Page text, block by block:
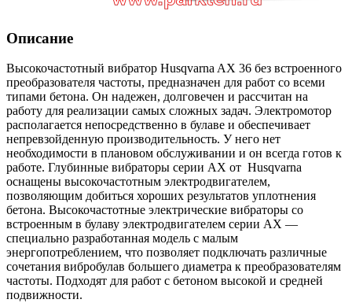
Описание
Высокочастотный вибратор Husqvarna AX 36 без встроенного
преобразователя частоты, предназначен для работ со всеми
типами бетона. Он надежен, долговечен и расcчитан на
работу для реализации самых сложных задач. Электромотор
располагается непосредственно в булаве и обеспечивает
непревзойденную производительность. У него нет
необходимости в плановом обслуживании и он всегда готов к
работе. Глубинные вибраторы серии AX от Husqvarna
оснащены высокочастотным электродвигателем,
позволяющим добиться хороших результатов уплотнения
бетона. Высокочастотные электрические вибраторы со
встроенным в булаву электродвигателем серии AX —
специально разработанная модель с малым
энергопотреблением, что позволяет подключать различные
сочетания вибробулав большего диаметра к преобразователям
частоты. Подходят для работ с бетоном высокой и средней
подвижности.